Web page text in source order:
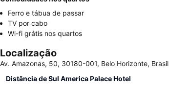
Ferro e tábua de passar
TV por cabo
Wi-fi grátis nos quartos
Localização
Av. Amazonas, 50, 30180-001, Belo Horizonte, Brasil
Distância de Sul America Palace Hotel